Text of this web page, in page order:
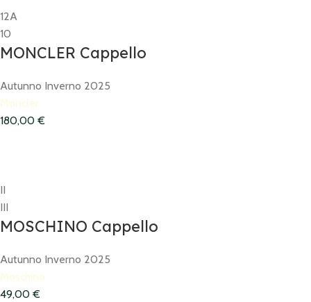
12A
10
MONCLER Cappello
Autunno Inverno 2025
Moncler
180,00 €
II
III
MOSCHINO Cappello
Autunno Inverno 2025
Moschino
49,00 €